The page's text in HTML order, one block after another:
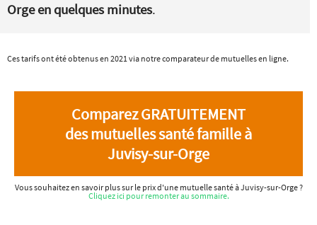
Orge en quelques minutes.
Ces tarifs ont été obtenus en 2021 via notre comparateur de mutuelles en ligne.
Comparez GRATUITEMENT
des mutuelles santé famille à
Juvisy-sur-Orge
Vous souhaitez en savoir plus sur le prix d'une mutuelle santé à Juvisy-sur-Orge ?
Cliquez ici pour remonter au sommaire.